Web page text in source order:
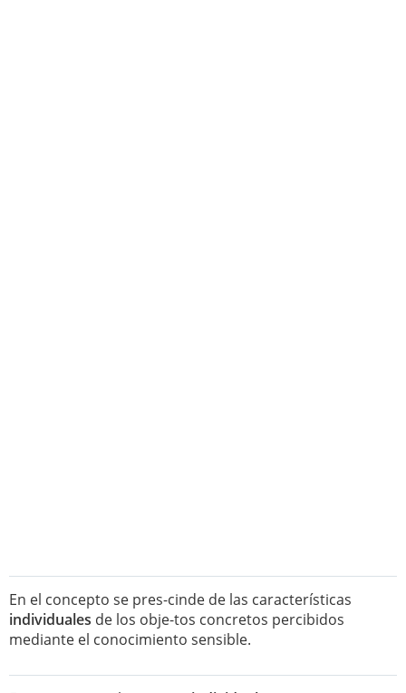
En el concepto se pres-cinde de las características
individuales de los obje-tos concretos percibidos
mediante el conocimiento sensible.